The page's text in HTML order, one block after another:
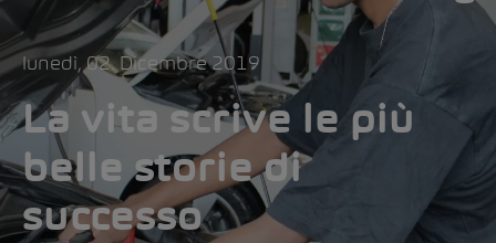
lunedì, 02. Dicembre 2019
La vita scrive le più
belle storie di
successo